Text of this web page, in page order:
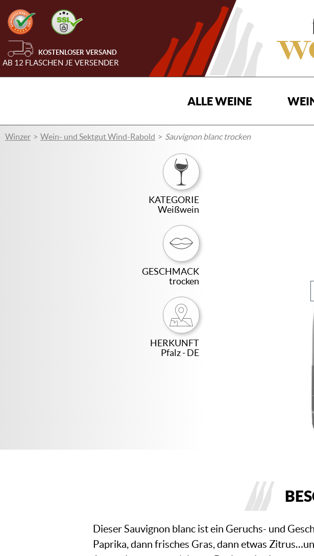
KOSTENLOSER VERSAND
AB 12 FLASCHEN JE VERSENDER
ALLE WEINE
Winzer Wein- und Sektgut Wind-Rabold Sauvignon blanc trocken
KATEGORIE
Weißwein
GESCHMACK
trocken
HERKUNFT
Pfalz - DE
Dieser Sauvignon blanc ist ein Geruchs- und
Paprika, dann frisches Gras, dann etwas